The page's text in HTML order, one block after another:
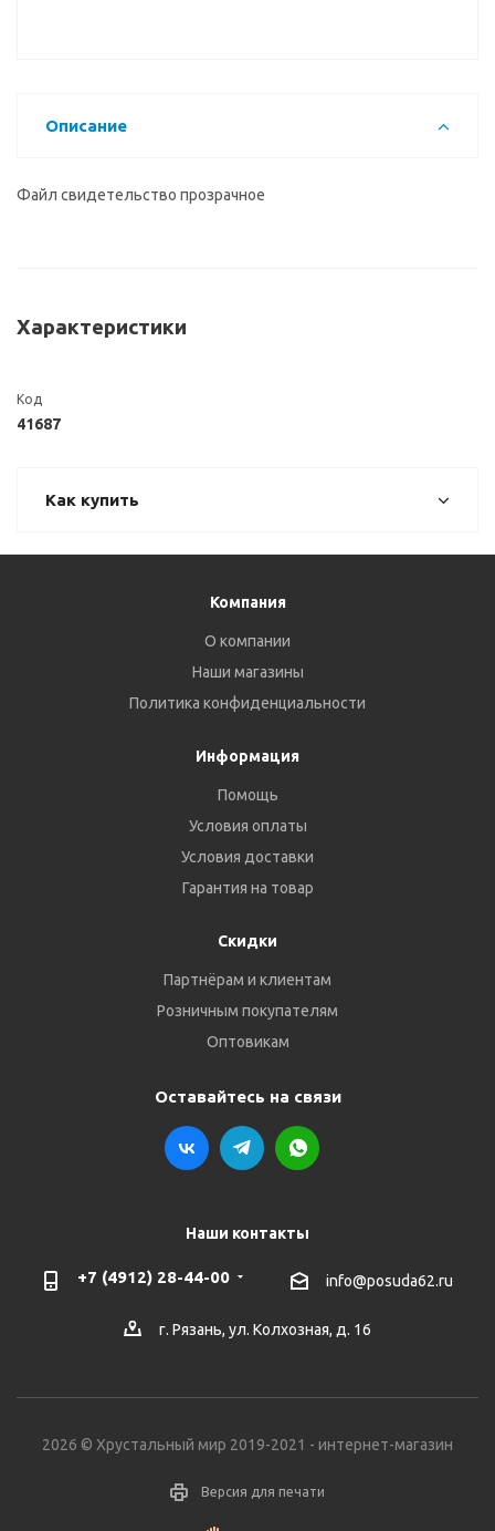
Описание
Файл свидетельство прозрачное
Характеристики
Код
41687
Как купить
Компания
О компании
Наши магазины
Политика конфиденциальности
Информация
Помощь
Условия оплаты
Условия доставки
Гарантия на товар
Скидки
Партнёрам и клиентам
Розничным покупателям
Оптовикам
Оставайтесь на связи
Наши контакты
+7 (4912) 28-44-00 info@posuda62.ru
г. Рязань, ул. Колхозная, д. 16
2026 © Хрустальный мир 2019-2021 - интернет-магазин
Версия для печати